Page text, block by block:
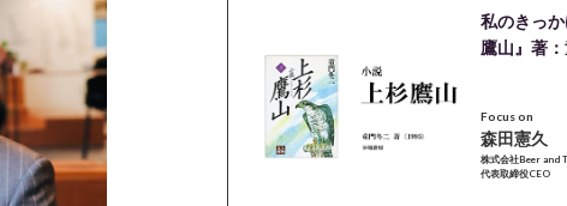
私のきっ
鷹山』著
Focus on
森田憲久
株式会社Beer and
代表取締役CEO